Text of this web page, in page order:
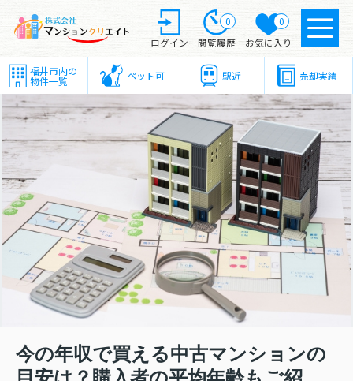
ログイン
0
閲覧履歴
0
お気に入り
福井市内の
物件一覧 ペット可 駅近 売却実績
今の年収で買える中古マンションの